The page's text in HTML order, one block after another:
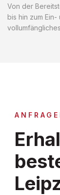
Von der
bis hin zum